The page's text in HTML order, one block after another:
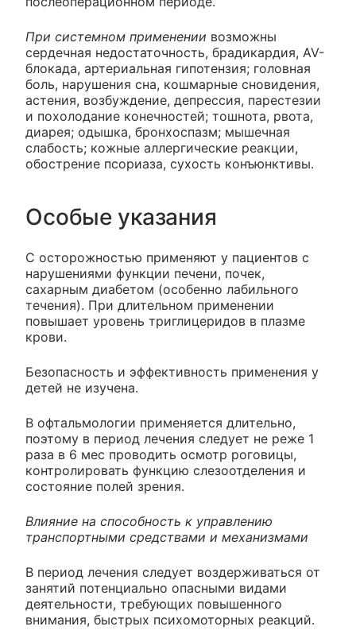
При системном применении возможны
сердечная недостаточность, брадикардия, AV-
блокада, артериальная гипотензия; головная
боль, нарушения сна, кошмарные сновидения,
астения, возбуждение, депрессия, парестезии
и похолодание конечностей; тошнота, рвота,
диарея; одышка, бронхоспазм; мышечная
слабость; кожные аллергические реакции,
обострение псориаза, сухость конъюнктивы.
Особые указания
С осторожностью применяют у пациентов с
нарушениями функции печени, почек,
сахарным диабетом (особенно лабильного
течения). При длительном применении
повышает уровень триглицеридов в плазме
крови.
Безопасность и эффективность применения у
детей не изучена.
В офтальмологии применяется длительно,
поэтому в период лечения следует не реже 1
раза в 6 мес проводить осмотр роговицы,
контролировать функцию слезоотделения и
состояние полей зрения.
Влияние на способность к управлению
транспортными средствами и механизмами
В период лечения следует воздерживаться от
занятий потенциально опасными видами
деятельности, требующих повышенного
внимания, быстрых психомоторных реакций.